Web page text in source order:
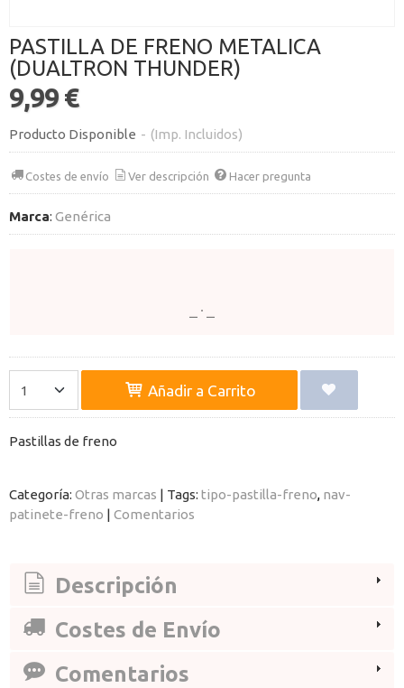
PASTILLA DE FRENO METALICA
(DUALTRON THUNDER)
9,99 €
Producto Disponible - (Imp. Incluidos)
Costes de envío Ver descripción Hacer pregunta
Marca: Genérica
Añadir a Carrito
Pastillas de freno
Categoría: Otras marcas | Tags: tipo-pastilla-freno nav-
patinete-freno | Comentarios
Descripción
Costes de Envío
Comentarios